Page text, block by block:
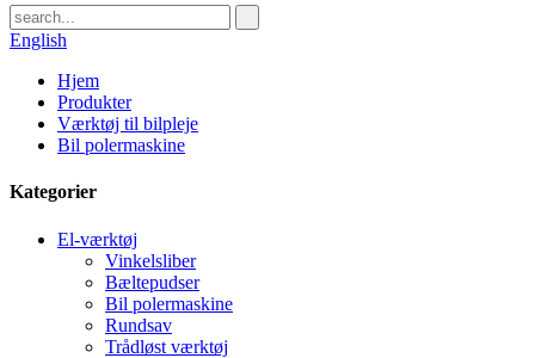
English
Hjem
Produkter
Værktøj til bilpleje
Bil polermaskine
Kategorier
El-værktøj
Vinkelsliber
Bæltepudser
Bil polermaskine
Rundsav
Trådløst værktøj